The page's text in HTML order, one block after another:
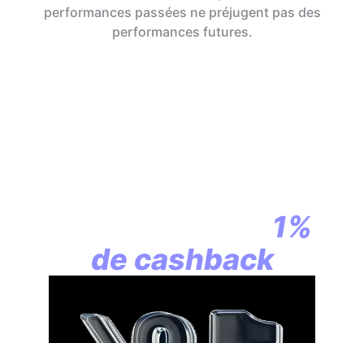
performances passées ne préjugent pas des
performances futures.
1%
de cashback